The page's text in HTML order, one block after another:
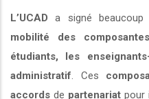
L’UCAD a signé beaucoup
mobilité des
étudiants, les
administratif . Ces
accords de partenariat pour